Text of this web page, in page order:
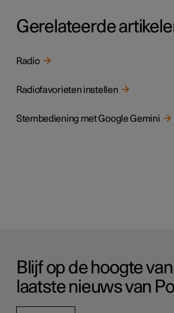
Gerelateerde
Radio
Radiofavorieten instellen
Stembediening met Google Gemini
Blijf op de hoogte
laatste nieuws van